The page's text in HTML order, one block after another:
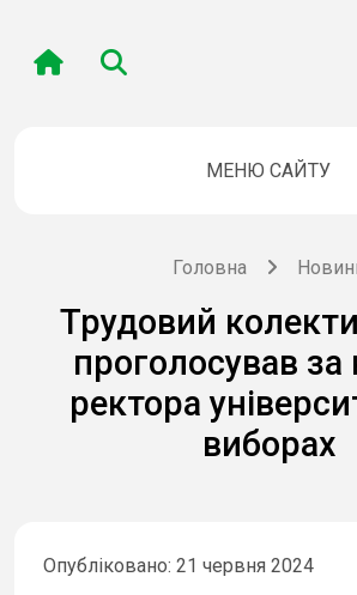
МЕНЮ САЙТУ
Головна
Трудовий
проголосував за
ректора
виборах
Опубліковано: 21 червня 2024